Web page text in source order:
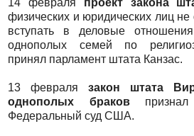
физических и юридических лиц не
вступать в деловые
однополых семей по
принял парламент штата Канзас.
13 февраля закон штата
однополых браковпризнал
Федеральный суд США.